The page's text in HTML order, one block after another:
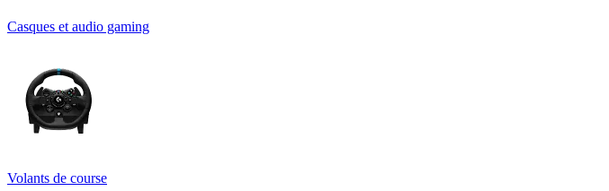
Casques et audio gaming
Volants de course